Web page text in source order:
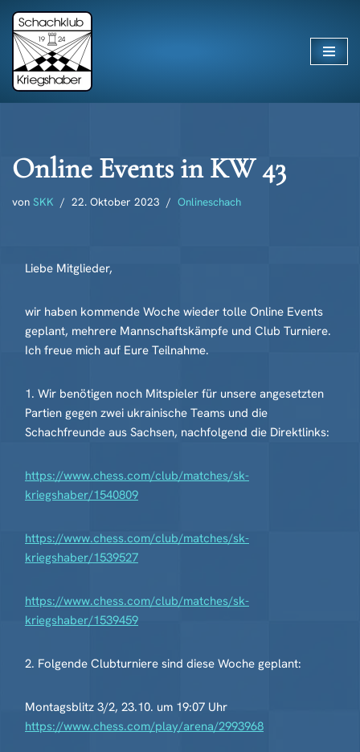
Zum
Inhalt
springen
Online Events in KW 43
von SKK 22. Oktober 2023 Onlineschach
Liebe Mitglieder,
wir haben kommende Woche wieder tolle Online Events
geplant, mehrere Mannschaftskämpfe und Club Turniere.
Ich freue mich auf Eure Teilnahme.
1. Wir benötigen noch Mitspieler für unsere angesetzten
Partien gegen zwei ukrainische Teams und die
Schachfreunde aus Sachsen, nachfolgend die Direktlinks:
https://www.chess.com/club/matches/sk-
kriegshaber/1540809
https://www.chess.com/club/matches/sk-
kriegshaber/1539527
https://www.chess.com/club/matches/sk-
kriegshaber/1539459
2. Folgende Clubturniere sind diese Woche geplant:
Montagsblitz 3/2, 23.10. um 19:07 Uhr
https://www.chess.com/play/arena/2993968